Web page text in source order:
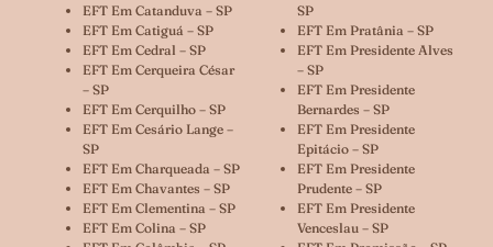
EFT Em Catanduva – SP
EFT Em Catiguá – SP
EFT Em Cedral – SP
EFT Em Cerqueira César
– SP
EFT Em Cerquilho – SP
EFT Em Cesário Lange –
SP
EFT Em Charqueada – SP
EFT Em Chavantes – SP
EFT Em Clementina – SP
EFT Em Colina – SP
SP
EFT Em Pratânia – SP
EFT Em Presidente Alves
– SP
EFT Em Presidente
Bernardes – SP
EFT Em Presidente
Epitácio – SP
EFT Em Presidente
Prudente – SP
EFT Em Presidente
Venceslau – SP